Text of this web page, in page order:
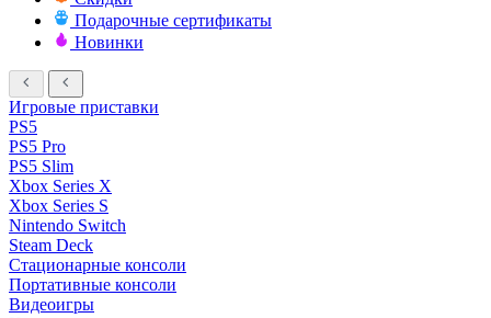
Подарочные сертификаты
Новинки
Игровые приставки
PS5
PS5 Pro
PS5 Slim
Xbox Series X
Xbox Series S
Nintendo Switch
Steam Deck
Стационарные консоли
Портативные консоли
Видеоигры